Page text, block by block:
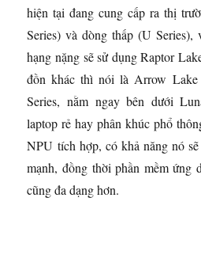
hiện tại đang cung cấp ra thị
Series) và dòng thấp (U Series),
hạng nặng sẽ sử dụng Raptor
đồn khác thì nói là Arrow
Series, nằm ngay bên dưới
laptop rẻ hay phân khúc phổ
NPU tích hợp, có khả năng nó
mạnh, đồng thời phần mềm ứng
cũng đa dạng hơn.